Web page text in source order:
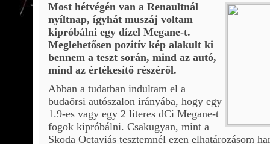
Most hétvégén van a Renaultnál
nyíltnap, ígyhát muszáj voltam
kipróbálni egy dízel Megane-t.
Meglehetősen pozitív kép alakult ki
bennem a teszt során, mind az autó,
mind az értékesítő részéről.
Abban a tudatban indultam el a
budaörsi autószalon irányába, hogy egy
1.9-es vagy egy 2 literes dCi Megane-t
fogok kipróbálni. Csakugyan, mint a
Skoda Octaviás tesztemnél ezen elhatározásom